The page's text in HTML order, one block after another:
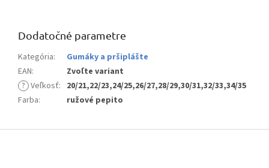
Dodatočné parametre
Kategória:
Gumáky a pršiplášte
EAN:
Zvoľte variant
? Veľkosť: 20/21,22/23,24/25,26/27,28/29,30/31,32/33,34/35
Farba: ružové pepito
Z